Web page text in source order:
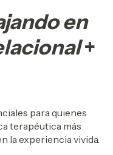
en
+
para quienes
terapéutica más
la experiencia vivida.